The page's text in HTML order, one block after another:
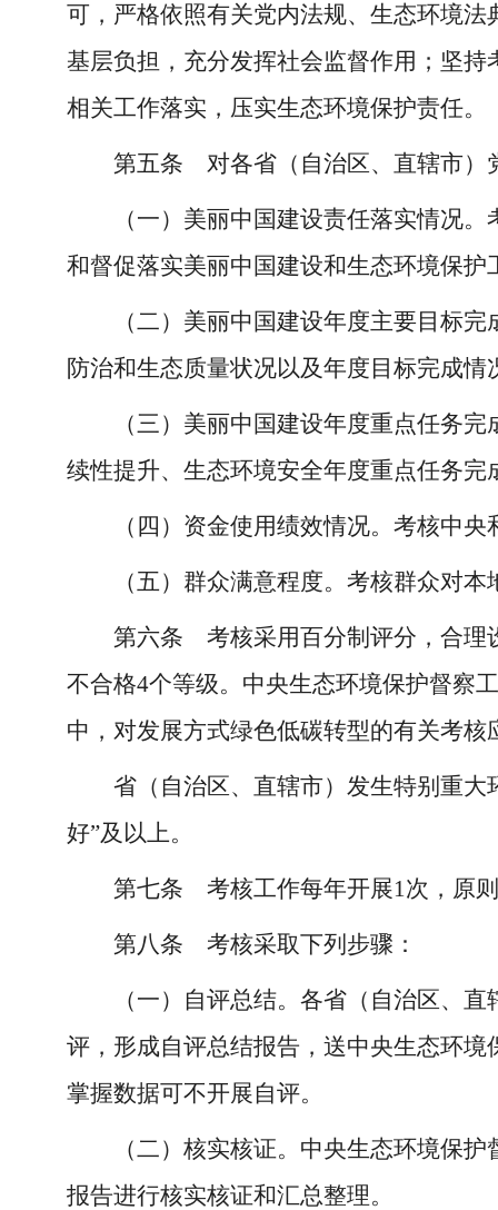
可，严格依照有关党内法规、生态环境
基层负担，充分发挥社会监督作用；坚
相关工作落实，压实生态环境保护责任。
第五条 对各省（自治区、直辖市）
（一）美丽中国建设责任落实情况
和督促落实美丽中国建设和生态环境保
（二）美丽中国建设年度主要目标
防治和生态质量状况以及年度目标完成情
（三）美丽中国建设年度重点任务
续性提升、生态环境安全年度重点任务完
（四）资金使用绩效情况。考核中
（五）群众满意程度。考核群众对
第六条 考核采用百分制评分，合理
不合格4个等级。中央生态环境保护督察
中，对发展方式绿色低碳转型的有关考
省（自治区、直辖市）发生特别重
好”及以上。
第七条 考核工作每年开展1次，原
第八条 考核采取下列步骤：
（一）自评总结。各省（自治区、
评，形成自评总结报告，送中央生态环
掌握数据可不开展自评。
（二）核实核证。中央生态环境保
报告进行核实核证和汇总整理。